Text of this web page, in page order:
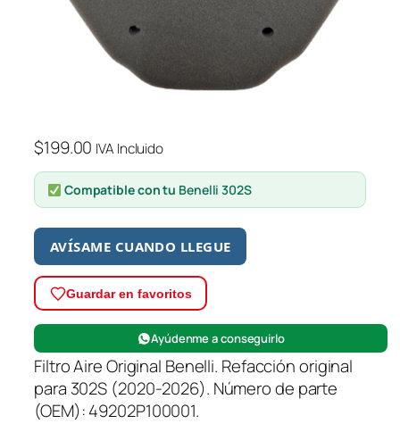
$199.00 IVA Incluido
Compatible con tu Benelli 302S
AVÍSAME CUANDO LLEGUE
Guardar en favoritos
Ayúdenme a conseguirlo
Filtro Aire Original Benelli. Refacción original
para 302S (2020-2026). Número de parte
(OEM): 49202P100001.